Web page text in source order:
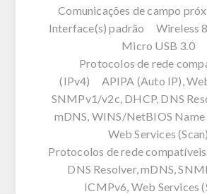
Comunicações de campo
Interface(s) padrão Wireless
Micro USB 3.0
Protocolos de rede
(IPv4) APIPA (Auto IP),
SNMPv1/v2c, DHCP, DNS
mDNS, WINS/NetBIOS Name
Web Services (Scan)
Protocolos de rede
DNS Resolver, mDNS,
ICMPv6, Web Services